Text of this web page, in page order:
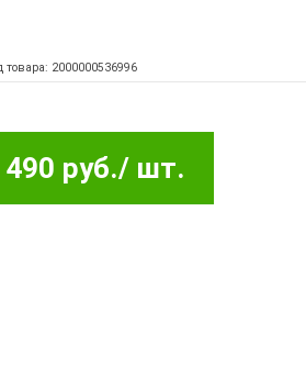
товара: 2000000536996
490 руб./ шт.